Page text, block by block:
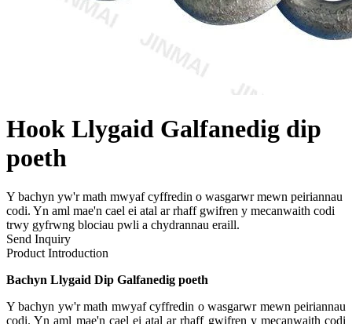
Hook Llygaid Galfanedig dip
poeth
Y bachyn yw'r math mwyaf cyffredin o wasgarwr mewn peiriannau
codi. Yn aml mae'n cael ei atal ar rhaff gwifren y mecanwaith codi
trwy gyfrwng blociau pwli a chydrannau eraill.
Send Inquiry
Product Introduction
Bachyn Llygaid Dip Galfanedig poeth
Y bachyn yw'r math mwyaf cyffredin o wasgarwr mewn peiriannau
codi. Yn aml mae'n cael ei atal ar rhaff gwifren y mecanwaith codi